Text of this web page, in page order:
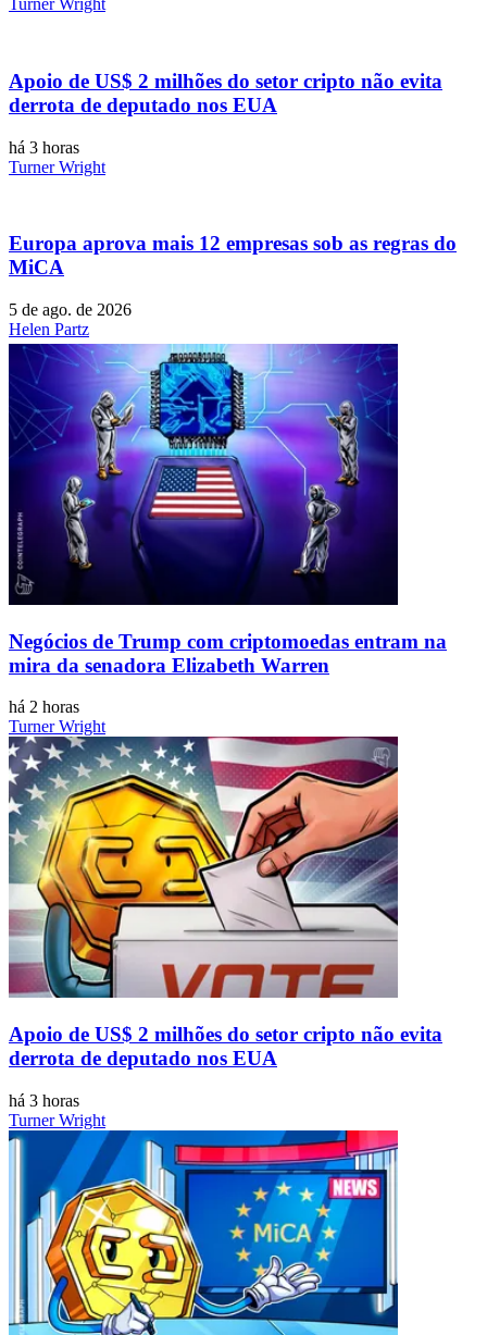
Turner Wright
Apoio de US$ 2 milhões do setor cripto não evita
derrota de deputado nos EUA
há 3 horas
Turner Wright
Europa aprova mais 12 empresas sob as regras do
MiCA
5 de ago. de 2026
Helen Partz
Negócios de Trump com criptomoedas entram na
mira da senadora Elizabeth Warren
há 2 horas
Turner Wright
Apoio de US$ 2 milhões do setor cripto não evita
derrota de deputado nos EUA
há 3 horas
Turner Wright